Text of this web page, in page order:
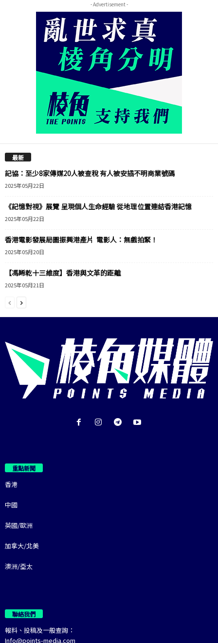
- Advertisement -
最新
記協：至少8家傳媒20人被查稅 有人被安插不明商業號碼
2025年05月22日
《記憶對視》展覽 呈現個人生命經驗 從地理位置連結香港記憶
2025年05月22日
香港電影發展局圖振興港產片 電影人：無戲拍緊！
2025年05月20日
【馮睎乾十三維度】香港與文革的距離
2025年05月21日
重點新聞
香港
中國
英國/歐洲
加拿大/北美
澳洲/亞太
聯絡我們
報料、投稿及一般查詢：
Info@points-media.com